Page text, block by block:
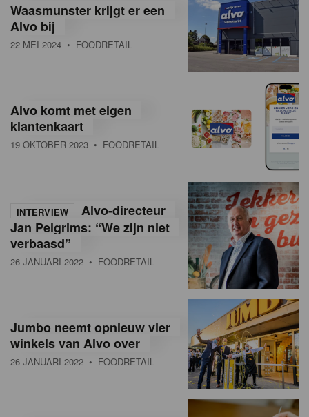
Waasmunster krijgt er een
Alvo bij
22 MEI 2024 • FOODRETAIL
Alvo komt met eigen
klantenkaart
19 OKTOBER 2023 • FOODRETAIL
INTERVIEW
Alvo-directeur
Jan Pelgrims: “We zijn niet
verbaasd”
26 JANUARI 2022 • FOODRETAIL
Jumbo neemt opnieuw vier
winkels van Alvo over
26 JANUARI 2022 • FOODRETAIL